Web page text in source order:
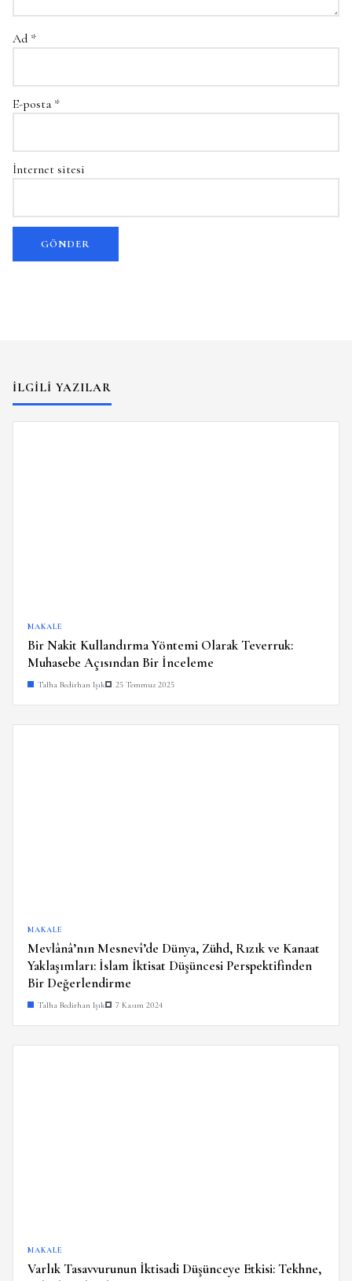
Ad *
E-posta *
İnternet sitesi
İLGILI YAZILAR
MAKALE
Bir Nakit Kullandırma Yöntemi Olarak Teverruk:
Muhasebe Açısından Bir İnceleme
Talha Bedirhan Işık 25 Temmuz 2025
MAKALE
Mevlânâ’nın Mesnevî’de Dünya, Zühd, Rızık ve Kanaat
Yaklaşımları: İslam İktisat Düşüncesi Perspektifinden
Bir Değerlendirme
Talha Bedirhan Işık 7 Kasım 2024
MAKALE
Varlık Tasavvurunun İktisadi Düşünceye Etkisi: Tekhne,